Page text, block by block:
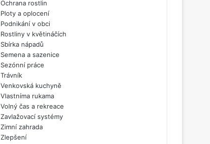
Ochrana rostlin
Ploty a oplocení
Podnikání v obci
Rostliny v květináčích
Sbírka nápadů
Semena a sazenice
Sezónní práce
Trávník
Venkovská kuchyně
Vlastníma rukama
Volný čas a rekreace
Zavlažovací systémy
Zimní zahrada
Zlepšení